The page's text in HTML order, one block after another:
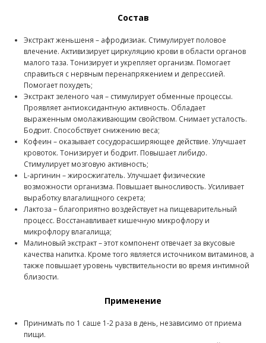
Состав
Экстракт женьшеня – афродизиак. Стимулирует половое
влечение. Активизирует циркуляцию крови в области органов
малого таза. Тонизирует и укрепляет организм. Помогает
справиться с нервным перенапряжением и депрессией.
Помогает похудеть;
Экстракт зеленого чая – стимулирует обменные процессы.
Проявляет антиоксидантную активность. Обладает
выраженным омолаживающим свойством. Снимает усталость.
Бодрит. Способствует снижению веса;
Кофеин – оказывает сосудорасширяющее действие. Улучшает
кровоток. Тонизирует и бодрит. Повышает либидо.
Стимулирует мозговую активность;
L-аргинин – жиросжигатель. Улучшает физические
возможности организма. Повышает выносливость. Усиливает
выработку влагалищного секрета;
Лактоза – благоприятно воздействует на пищеварительный
процесс. Восстанавливает кишечную микрофлору и
микрофлору влагалища;
Малиновый экстракт – этот компонент отвечает за вкусовые
качества напитка. Кроме того является источником витаминов, а
также повышает уровень чувствительности во время интимной
близости.
Применение
Принимать по 1 саше 1-2 раза в день, независимо от приема
пищи.